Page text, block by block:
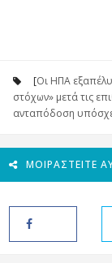
[Οι ΗΠΑ
στόχων» μετά τις
ανταπόδοση
ΜΟΙΡΑΣΤΕΊΤΕ